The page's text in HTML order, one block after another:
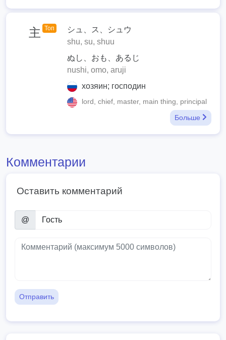
主 Топ
シュ、ス、シュウ
shu, su, shuu
ぬし、おも、あるじ
nushi, omo, aruji
хозяин; господин
lord, chief, master, main thing, principal
Больше
Комментарии
Оставить комментарий
@
Отправить